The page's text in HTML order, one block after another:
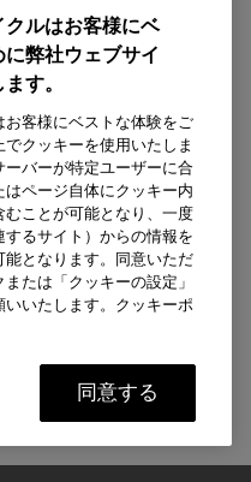
クルはお客様にベ
弊社ウェブサイ
す。
お客様にベストな体験をご
クッキーを使用いたしま
バーが特定ユーザーに合
ページ自体にクッキー内
ことが可能となり、一度
るサイト）からの情報を
となります。同意いただ
たは「クッキーの設定」
いたします。クッキーポ
同意する